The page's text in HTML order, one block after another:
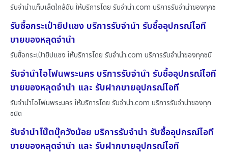
รับจำนำแท็บเล็ตใกล้ฉัน ให้บริการโดย รับจํานํา.com บริการรับจำนำของทุกช
รับซื้อกระเป๋ายิปแซง บริการรับจำนำ รับซื้ออุปกรณ์ไอที
ขายของหลุดจำนำ
รับซื้อกระเป๋ายิปแซง ให้บริการโดย รับจํานํา.com บริการรับจำนำของทุกชนิ
รับจำนำไอโฟนพระนคร บริการรับจำนำ รับซื้ออุปกรณ์ไอที
ขายของหลุดจำนำ และ รับฝากขายอุปกรณ์ไอที
รับจำนำไอโฟนพระนคร ให้บริการโดย รับจํานํา.com บริการรับจำนำของทุก
ชนิด
รับจำนำโน๊ตบุ๊ควังน้อย บริการรับจำนำ รับซื้ออุปกรณ์ไอที
ขายของหลุดจำนำ และ รับฝากขายอุปกรณ์ไอที